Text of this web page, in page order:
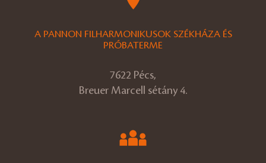
A PANNON FILHARMONIKUSOK SZÉKHÁZA ÉS
PRÓBATERME
7622 Pécs,
Breuer Marcell sétány 4.